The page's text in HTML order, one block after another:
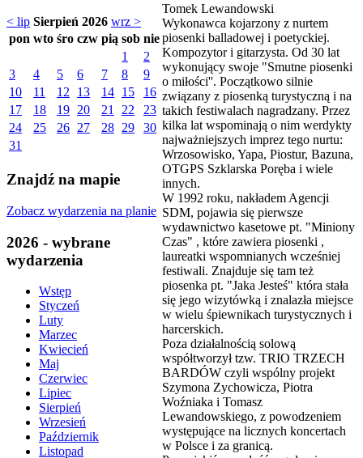
< lip Sierpień 2026 wrz >
pon wto śro czw pią sob nie
1
2
3
4 5 6 7 8
9
10
11 12 13 14 15
16
17
18 19 20 21 22
23
24
25 26 27 28 29
30
31
Znajdź na mapie
Zobacz wydarzenia na planie
2026 - wybrane
wydarzenia
Wstęp
Styczeń
Luty
Marzec
Kwiecień
Maj
Czerwiec
Lipiec
Sierpień
Wrzesień
Październik
Listopad
Tomek Lewandowski
Wykonawca kojarzony z nurtem
piosenki balladowej i poetyckiej.
Kompozytor i gitarzysta. Od 30 lat
wykonujący swoje "Smutne piosenki
o miłości''. Początkowo silnie
związany z piosenką turystyczną i na
takich festiwalach nagradzany. Przez
kilka lat wspominają o nim werdykty
najważniejszych imprez tego nurtu:
Wrzosowisko, Yapa, Piostur, Bazuna,
OTGPS Szklarska Poręba i wiele
innych.
W 1992 roku, nakładem Agencji
SDM, pojawia się pierwsze
wydawnictwo kasetowe pt. "Miniony
Czas" , które zawiera piosenki ,
laureatki wspomnianych wcześniej
festiwali. Znajduje się tam też
piosenka pt. "Jaka Jesteś" która stała
się jego wizytówką i znalazła miejsce
w wielu śpiewnikach turystycznych i
harcerskich.
Poza działalnością solową
współtworzył tzw. TRIO TRZECH
BARDÓW czyli wspólny projekt
Szymona Zychowicza, Piotra
Woźniaka i Tomasz
Lewandowskiego, z powodzeniem
występujące na licznych koncertach
w Polsce i za granicą.